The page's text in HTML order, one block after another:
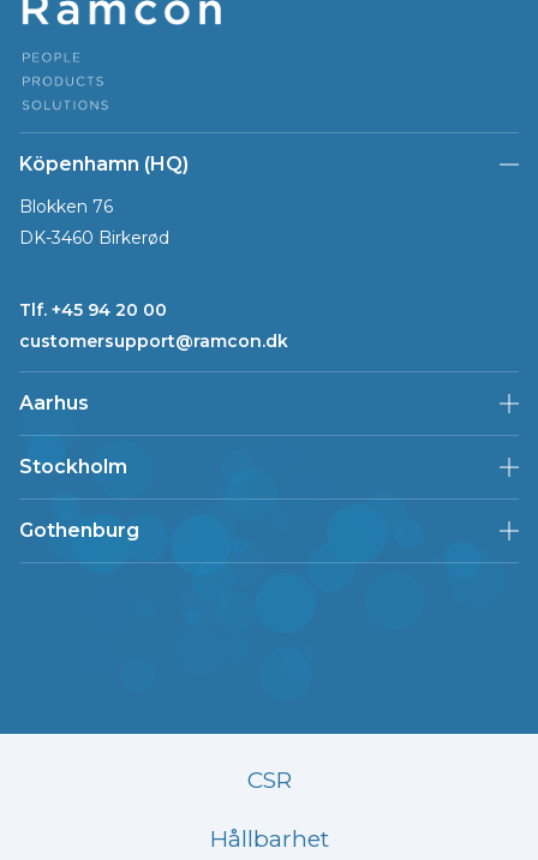
Köpenhamn (HQ)
Blokken 76
DK-3460 Birkerød
Tlf. +45 94 20 00
customersupport@ramcon.dk
Aarhus
Stockholm
Gothenburg
CSR
Hållbarhet